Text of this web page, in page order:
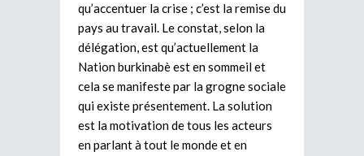
qu’accentuer la crise ; c’est la remise du
pays au travail. Le constat, selon la
délégation, est qu’actuellement la
Nation burkinabè est en sommeil et
cela se manifeste par la grogne sociale
qui existe présentement. La solution
est la motivation de tous les acteurs
en parlant à tout le monde et en